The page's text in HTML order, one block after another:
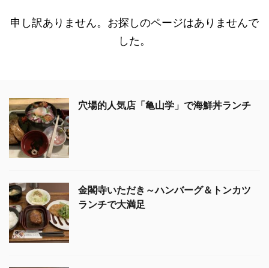
申し訳ありません。お探しのページはありませんで
した。
穴場的人気店「亀山学」で海鮮丼ランチ
金閣寺いただき～ハンバーグ＆トンカツ
ランチで大満足